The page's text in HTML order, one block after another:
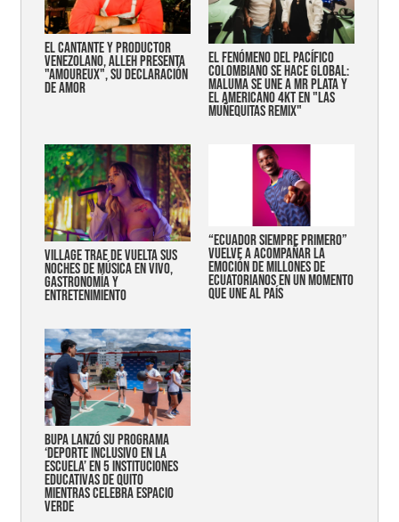
EL CANTANTE Y PRODUCTOR
VENEZOLANO, ALLEH PRESENTA
"AMOUREUX", SU DECLARACIÓN
DE AMOR
EL FENÓMENO DEL PACÍFICO
COLOMBIANO SE HACE GLOBAL:
MALUMA SE UNE A MR PLATA Y
EL AMERICANO 4KT EN "LAS
MUÑEQUITAS REMIX"
Village trae de vuelta sus
noches de música en vivo,
gastronomía y
entretenimiento
“Ecuador siempre primero”
vuelve a acompañar la
emoción de millones de
ecuatorianos en un momento
que une al país
Bupa lanzó su programa
‘Deporte Inclusivo en la
Escuela’ en 5 instituciones
educativas de Quito
mientras celebra espacio
verde